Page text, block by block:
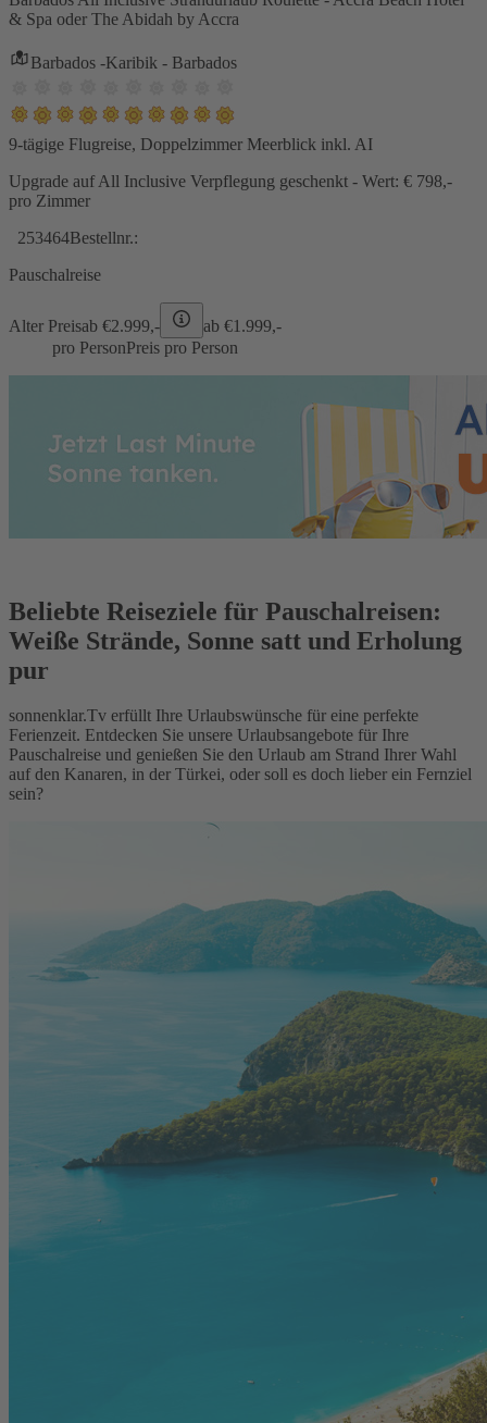
& Spa oder The Abidah by Accra
Barbados -Karibik - Barbados
9-tägige Flugreise, Doppelzimmer Meerblick inkl. AI
Upgrade auf All Inclusive Verpflegung geschenkt - Wert: € 798,-
pro Zimmer
253464Bestellnr.:
Pauschalreise
Alter Preisab €2.999,- ab €1.999,-
pro PersonPreis pro Person
Beliebte Reiseziele für Pauschalreisen:
Weiße Strände, Sonne satt und Erholung
pur
sonnenklar.Tv erfüllt Ihre Urlaubswünsche für eine perfekte
Ferienzeit. Entdecken Sie unsere Urlaubsangebote für Ihre
Pauschalreise und genießen Sie den Urlaub am Strand Ihrer Wahl
auf den Kanaren, in der Türkei, oder soll es doch lieber ein Fernziel
sein?